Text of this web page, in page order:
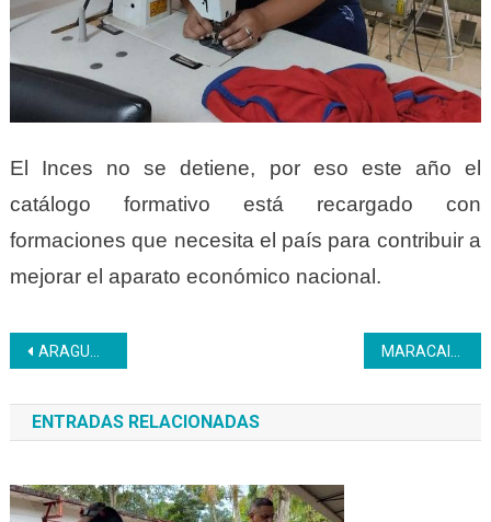
El Inces no se detiene, por eso este año el
catálogo formativo está recargado con
formaciones que necesita el país para contribuir a
mejorar el aparato económico nacional.
Navegación
de
entradas
ARAGUA | Se desarrolló ponencia especial para la protección del ambiente
ENTRADAS RELACIONADAS